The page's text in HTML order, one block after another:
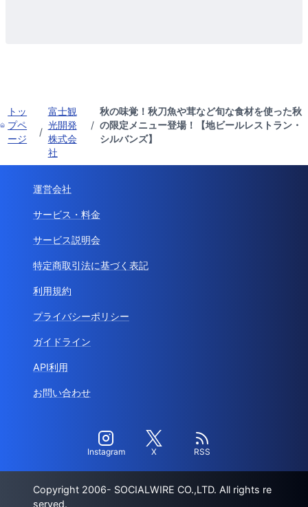
トッ
プペ
ージ
/
富士観
光開発
株式会
社
/
秋の味覚！秋刀魚や茸など旬な食材を使った秋
の限定メニュー登場！【地ビールレストラン・
シルバンズ】
運営会社
サービス・料金
サービス説明会
特定商取引法に基づく表記
利用規約
プライバシーポリシー
ガイドライン
API利用
お問い合わせ
Instagram X RSS
Copyright 2006- SOCIALWIRE CO.,LTD. All rights re
served.